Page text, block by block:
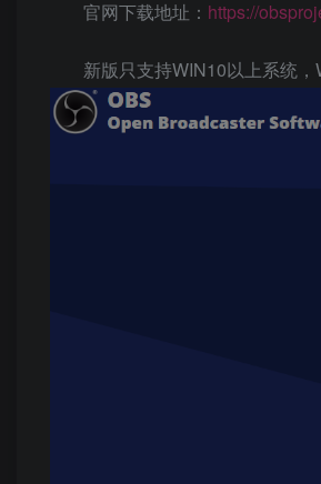
官网下载地址： https://
新版只支持WIN10以上系统